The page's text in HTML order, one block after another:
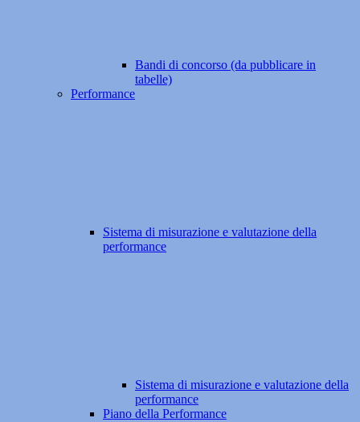
Bandi di concorso (da pubblicare in
tabelle)
Performance
Sistema di misurazione e valutazione della
performance
Sistema di misurazione e valutazione della
performance
Piano della Performance